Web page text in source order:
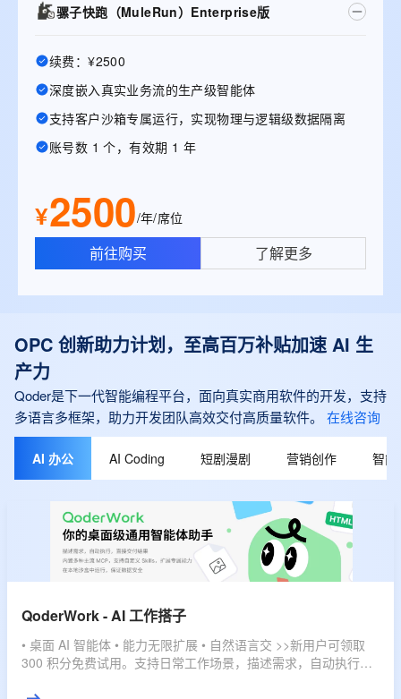
骡子快跑（MuleRun）Enterprise版
续费：¥2500
深度嵌入真实业务流的生产级智能体
支持客户沙箱专属运行，实现物理与逻辑级数据隔离
账号数 1 个，有效期 1 年
¥2500/年/席位
前往购买 了解更多
OPC 创新助力计划，至高百万补贴加速 AI 生
产力
Qoder是下一代智能编程平台，面向真实商用软件的开发，支持
多语言多框架，助力开发团队高效交付高质量软件。
在线咨询
AI 办公 AI Coding 短剧漫剧 营销创作 智能
QoderWork - AI 工作搭子
• 桌面 AI 智能体 • 能力无限扩展 • 自然语言交 >>新用户可领取
300 积分免费试用。支持日常工作场景，描述需求，自动执行，